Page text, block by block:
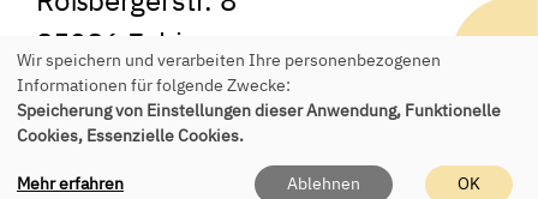
85386 Eching
Tel.:+49 89 541 955 150
E-Mail:office(at)vhs-eching.de
Wir speichern und verarbeiten Ihre personenbezogenen
Informationen für folgende Zwecke:
Speicherung von Einstellungen dieser Anwendung, Funktionelle
Cookies, Essenzielle Cookies.
Mehr erfahren Ablehnen OK